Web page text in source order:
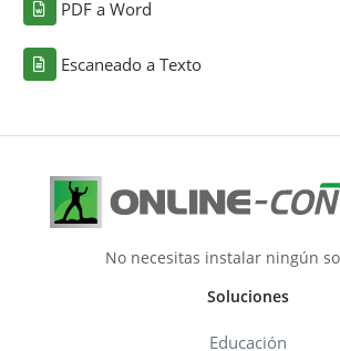
PDF a Word
Escaneado a Texto
No necesitas instalar ningún
Soluciones
Educación